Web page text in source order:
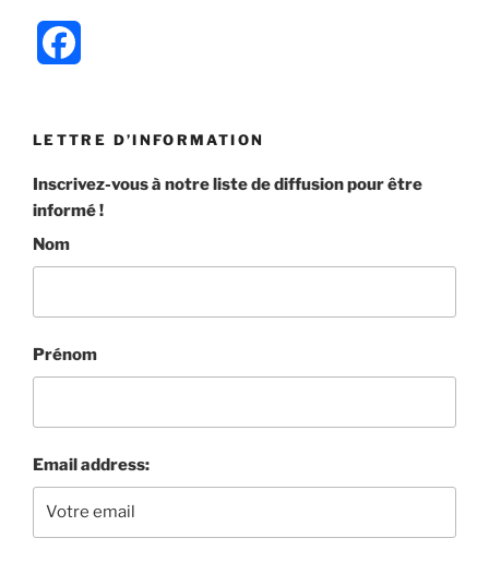
c
b
k
LETTRE D’INFORMATION
Inscrivez-vous à notre liste de diffusion pour être
informé !
Nom
Prénom
Email address: